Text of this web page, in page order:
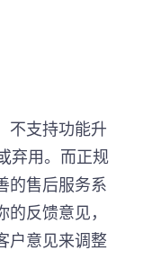
不支持功能升
弃用。而正规
的售后服务系
反馈意见，
户意见来调整